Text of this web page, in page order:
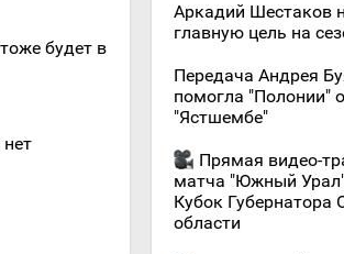
будет в
Аркадий Шестаков
главную цель на
Передача Андрея
помогла "Полонии"
"Ястшембе"
Прямая видео-
матча "Южный Урал"
Кубок Губернатора
области